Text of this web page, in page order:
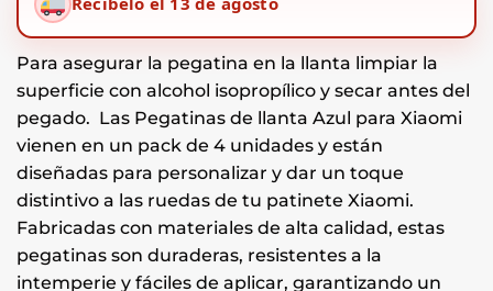
Para asegurar la pegatina en la llanta limpiar la
superficie con alcohol isopropílico y secar antes del
pegado. Las Pegatinas de llanta Azul para Xiaomi
vienen en un pack de 4 unidades y están
diseñadas para personalizar y dar un toque
distintivo a las ruedas de tu patinete Xiaomi.
Fabricadas con materiales de alta calidad, estas
pegatinas son duraderas, resistentes a la
intemperie y fáciles de aplicar, garantizando un